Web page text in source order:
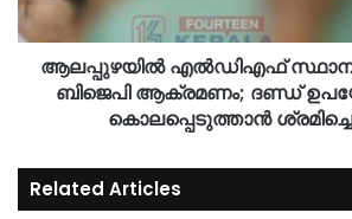
ആലപ്പുഴയിൽ എൽഡിഎഫ്
ബിജെപി ആക്രമണം; ദണ്ഡ്
കൊലപ്പെടുത്താൻ
Related Articles